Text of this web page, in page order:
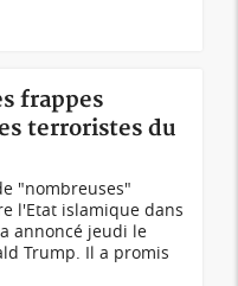
frappes
terroristes du
"nombreuses"
l'Etat islamique dans
annoncé jeudi le
Trump. Il a promis